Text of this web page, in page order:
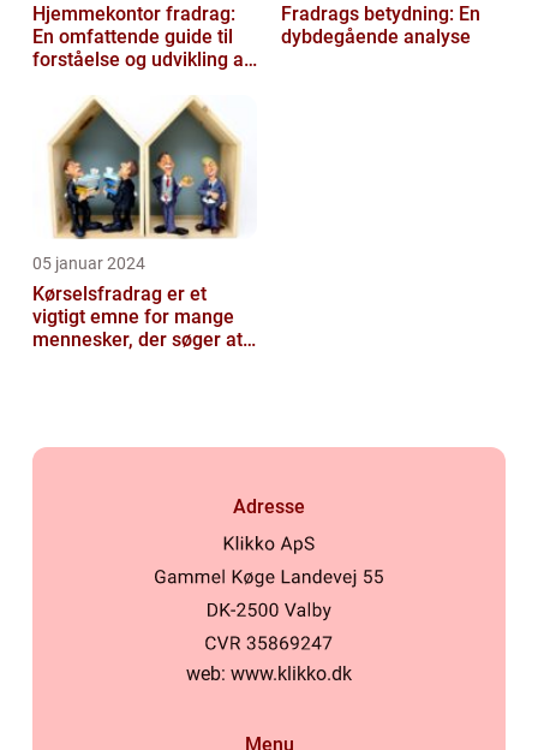
Hjemmekontor fradrag:
En omfattende guide til
forståelse og udvikling af
arbe...
Fradrags betydning: En
dybdegående analyse
05 januar 2024
Kørselsfradrag er et
vigtigt emne for mange
mennesker, der søger at
Adresse
web: www.klikko.dk
Menu